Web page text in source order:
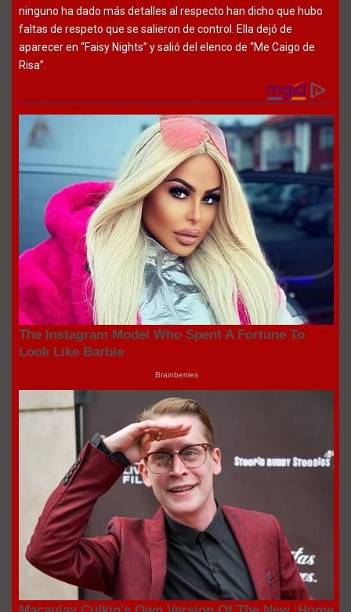
ninguno ha dado más detalles al respecto han dicho que hubo
faltas de respeto que se salieron de control. Ella dejó de
aparecer en “Faisy Nights” y salió del elenco de “Me Caigo de
Risa”.